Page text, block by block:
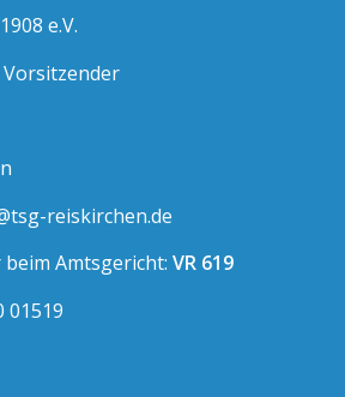
e.V.
reiskirchen.de
Amtsgericht: VR 619
01519